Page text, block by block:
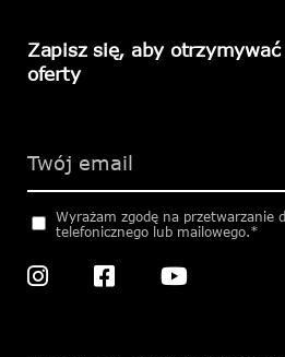
Zapisz się, aby
oferty
this
Wyrażam zgodę na przetwarzanie
telefonicznego lub mailowego.*